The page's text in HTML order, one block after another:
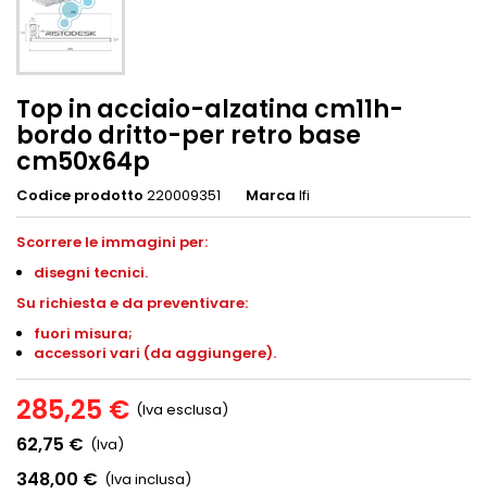
Top in acciaio-alzatina cm11h-
bordo dritto-per retro base
cm50x64p
Codice prodotto 220009351 Marca Ifi
Scorrere le immagini per:
disegni tecnici.
Su richiesta e da preventivare:
fuori misura;
accessori vari (da aggiungere).
285,25 € (Iva esclusa)
62,75 € (Iva)
348,00 € (Iva inclusa)